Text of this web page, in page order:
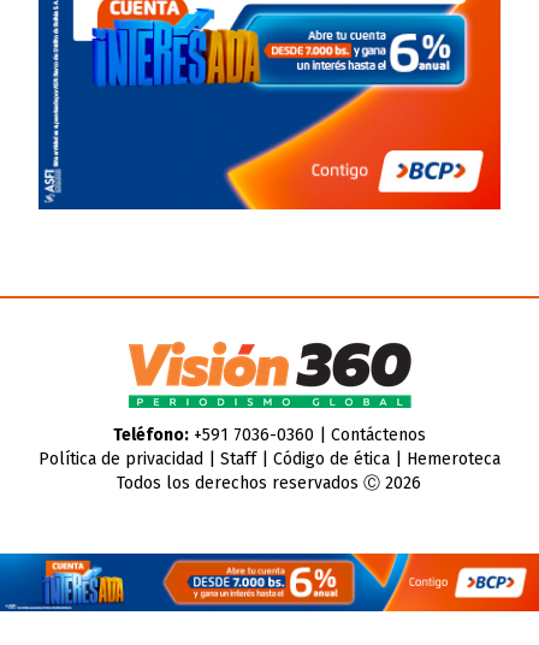
Teléfono:+591 7036-0360 | Contáctenos
Política de privacidad
Staff| Código de ética| Hemeroteca
Todos los derechos reservados Ⓒ 2026
Rss|Archivo